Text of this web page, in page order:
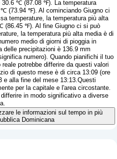
30.6 ℃ (87.08 ℉). La temperatura
(73.94 ℉). Al cominciando Giugno ci
temperature, la temperatura più alta
(86.45 ℉). Al fine Giugno ci si può
la temperatura più alta media è di
medio di giorni di pioggia in
delle precipitazioni è 136.9 mm
numero). Quando pianifichi il tuo
potrebbe differire da questi valori
di questo mese è di circa 13:09 (ore
e alla fine del mese 13:13.Questi
per la capitale e l'area circostante.
in modo significativo a diverse
le informazioni sul tempo in più
Dominicana